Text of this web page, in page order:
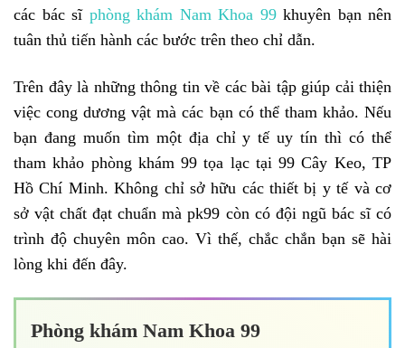
các bác sĩ phòng khám Nam Khoa 99khuyên bạn nên
tuân thủ tiến hành các bước trên theo chỉ dẫn.
Trên đây là những thông tin về các bài tập giúp cải thiện
việc cong dương vật mà các bạn có thể tham khảo. Nếu
bạn đang muốn tìm một địa chỉ y tế uy tín thì có thể
tham khảo phòng khám 99 tọa lạc tại 99 Cây Keo, TP
Hồ Chí Minh. Không chỉ sở hữu các thiết bị y tế và cơ
sở vật chất đạt chuẩn mà pk99 còn có đội ngũ bác sĩ có
trình độ chuyên môn cao. Vì thế, chắc chắn bạn sẽ hài
lòng khi đến đây.
Phòng khám Nam Khoa 99